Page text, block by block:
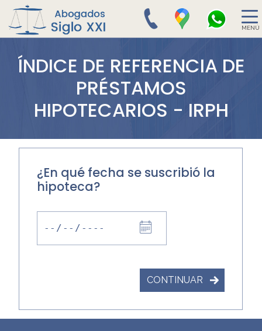
MENÚ
ÍNDICE DE REFERENCIA DE
PRÉSTAMOS
HIPOTECARIOS - IRPH
¿En qué fecha se suscribió la
hipoteca?
CONTINUAR